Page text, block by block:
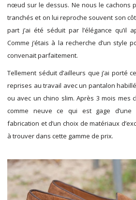
nœud sur le dessus. Ne nous le cachons
tranchés et on lui reproche souvent son
part j’ai été séduit par l’élégance qu’il
Comme j’étais à la recherche d’un style
convenait parfaitement.
Tellement séduit d’ailleurs que j’ai porté
reprises au travail avec un pantalon
ou avec un chino slim. Après 3 mois mes
comme neuve ce qui est gage
fabrication et d’un choix de matériaux
à trouver dans cette gamme de prix.